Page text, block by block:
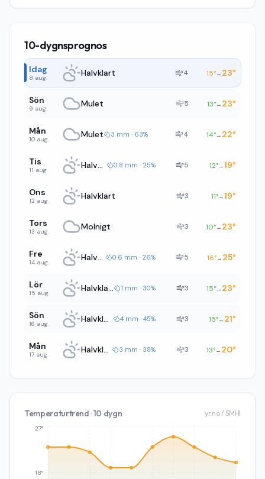
10-dygnsprognos
Idag
8 aug. Halvklart 4 15°→ 23°
Sön
9 aug. Mulet 5 13°→ 23°
Mån
10 aug. Mulet 3 mm · 63% 4 14°→ 22°
Tis
11 aug. Halvklart 0.8 mm · 25% 5 12°→19°
Ons
12 aug. Halvklart 3 11°→19°
Tors
13 aug. Molnigt 3 10°→ 23°
Fre
14 aug. Halvklart 0.6 mm · 26% 5 16°→ 25°
Lör
15 aug. Halvklart 1 mm · 30% 3 15°→ 23°
Sön
16 aug. Halvklart 4 mm · 45% 3 15°→ 21°
Mån
17 aug. Halvklart 3 mm · 38% 3 13°→ 20°
Temperaturtrend · 10 dygn yr.no / SMHI
18°
27°